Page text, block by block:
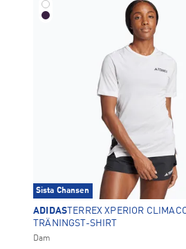
Sista Chansen
ADIDAS TERREX XPERIOR
TRÄNINGST-SHIRT
Dam